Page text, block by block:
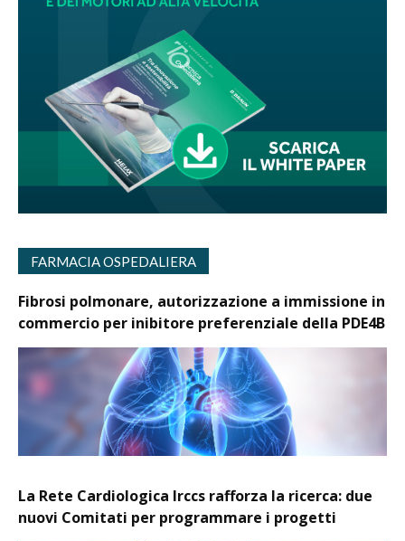
FARMACIA OSPEDALIERA
Fibrosi polmonare, autorizzazione a immissione in
commercio per inibitore preferenziale della PDE4B
La Rete Cardiologica Irccs rafforza la ricerca: due
nuovi Comitati per programmare i progetti